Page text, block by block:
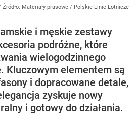
Źródło: Materiały prasowe / Polskie Linie Lotnicze
i męskie zestawy
podróżne, które
wielogodzinnego
Kluczowym elementem są
i dopracowane detale,
zyskuje nowy
i gotowy do działania.